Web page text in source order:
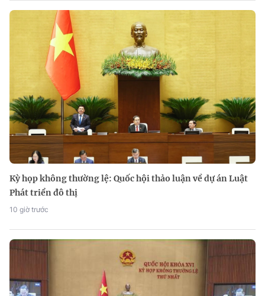
Kỳ họp không thường lệ: Quốc hội thảo luận về dự án Luật
Phát triển đô thị
10 giờ trước